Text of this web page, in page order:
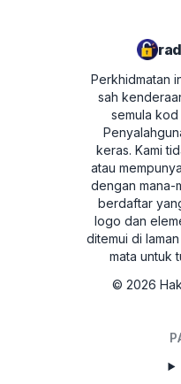
Jika anda
perlu
label pada badan
Alat untuk
Ulangi operasi ini
-
Untuk
Sekarang anda
Perkhidmatan
sah
semula
keras. Kami
atau
dengan mana-
berdaftar
logo dan
ditemui di
mata untuk
© 2026